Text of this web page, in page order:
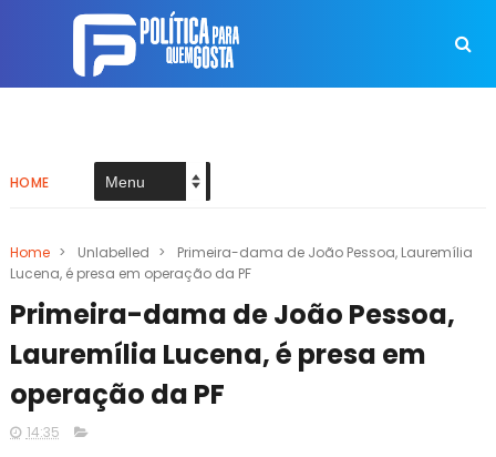
HOME
Home > Unlabelled >
Primeira-dama de João Pessoa, Lauremília
Lucena, é presa em operação da PF
Primeira-dama de João Pessoa,
Lauremília Lucena, é presa em
operação da PF
14:35